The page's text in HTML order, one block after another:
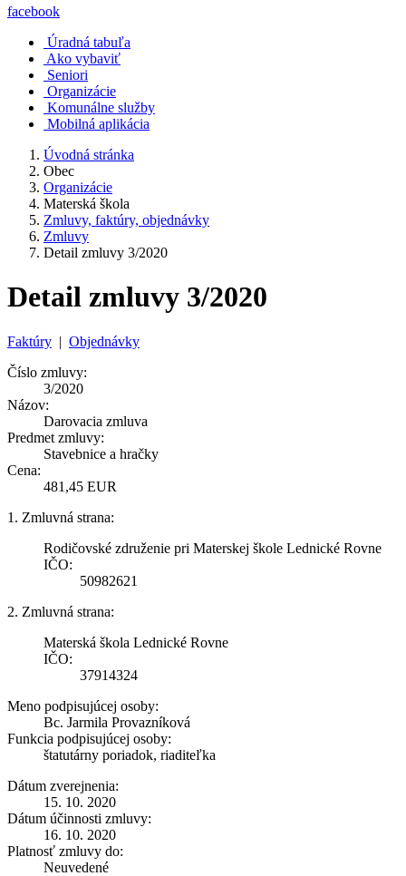
facebook
Úradná tabuľa
Ako vybaviť
Seniori
Organizácie
Komunálne služby
Mobilná aplikácia
Úvodná stránka
Obec
Organizácie
Materská škola
Zmluvy, faktúry, objednávky
Zmluvy
Detail zmluvy 3/2020
Detail zmluvy 3/2020
Faktúry | Objednávky
Číslo zmluvy:
3/2020
Názov:
Darovacia zmluva
Predmet zmluvy:
Stavebnice a hračky
Cena:
481,45 EUR
1. Zmluvná strana:
Rodičovské združenie pri Materskej škole Lednické Rovne
IČO:
50982621
2. Zmluvná strana:
Materská škola Lednické Rovne
IČO:
37914324
Meno podpisujúcej osoby:
Bc. Jarmila Provazníková
Funkcia podpisujúcej osoby:
štatutárny poriadok, riaditeľka
Dátum zverejnenia:
15. 10. 2020
Dátum účinnosti zmluvy:
16. 10. 2020
Platnosť zmluvy do:
Neuvedené